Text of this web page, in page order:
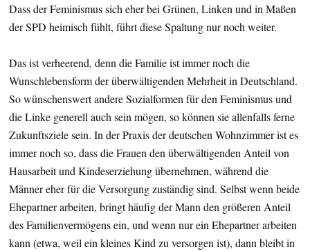
Dass der Feminismus sich eher bei Grünen, Linken und in Maßen
der SPD heimisch fühlt, führt diese Spaltung nur noch weiter.
Das ist verheerend, denn die Familie ist immer noch die
Wunschlebensform der überwältigenden Mehrheit in Deutschland.
So wünschenswert andere Sozialformen für den Feminismus und
die Linke generell auch sein mögen, so können sie allenfalls ferne
Zukunftsziele sein. In der Praxis der deutschen Wohnzimmer ist es
immer noch so, dass die Frauen den überwältigenden Anteil von
Hausarbeit und Kindeserziehung übernehmen, während die
Männer eher für die Versorgung zuständig sind. Selbst wenn beide
Ehepartner arbeiten, bringt häufig der Mann den größeren Anteil
des Familienvermögens ein, und wenn nur ein Ehepartner arbeiten
kann (etwa, weil ein kleines Kind zu versorgen ist), dann bleibt in